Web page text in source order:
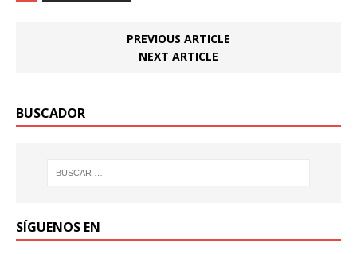
PREVIOUS ARTICLE
NEXT ARTICLE
BUSCADOR
SÍGUENOS EN